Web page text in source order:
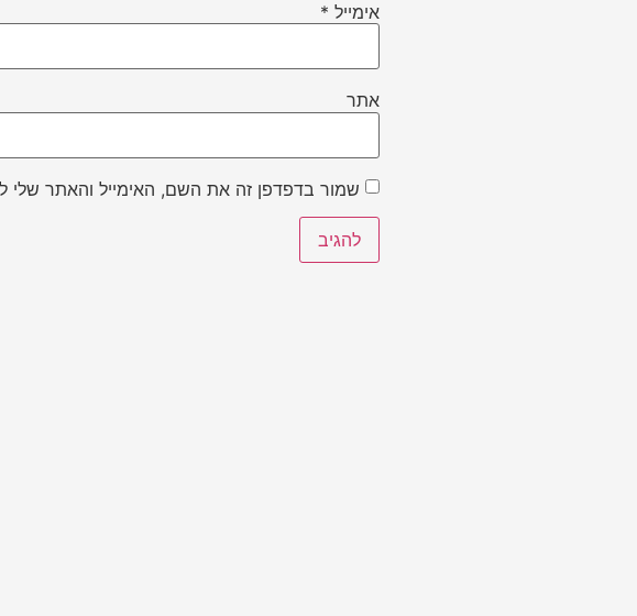
אימייל *
אתר
שמור בדפדפן זה את השם, האימייל והאתר